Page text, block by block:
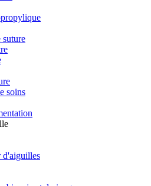
suture
soins
d'aiguilles